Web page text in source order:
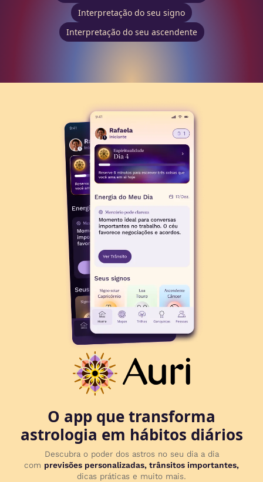
Interpretação do seu signo
Interpretação do seu ascendente
O app que transforma
astrologia em hábitos diários
Descubra o poder dos astros no seu dia a dia
com previsões personalizadas, trânsitos importantes,
dicas práticas e muito mais.